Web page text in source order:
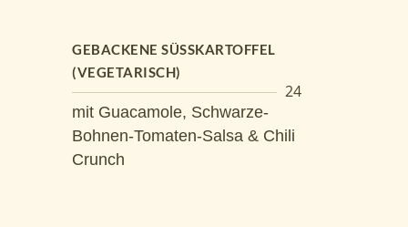
GEBACKENE SÜSSKARTOFFEL (
VEGETARISCH)
24
mit Guacamole, Schwarze-
Bohnen-Tomaten-Salsa & Chili
Crunch